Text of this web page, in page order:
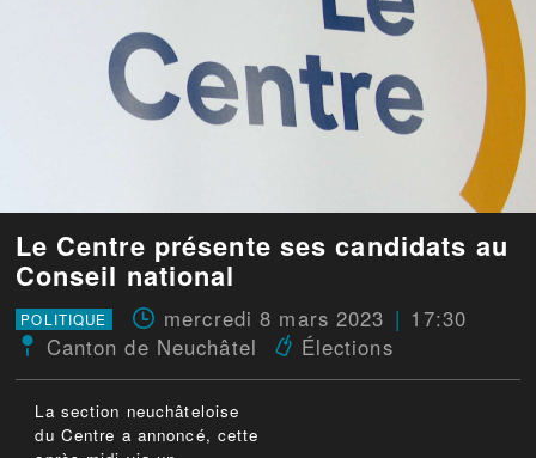
Le Centre présente ses candidats au
Conseil national
POLITIQUE mercredi 8 mars 2023
17:30
Canton de Neuchâtel
Élections
La section neuchâteloise
du Centre a annoncé, cette